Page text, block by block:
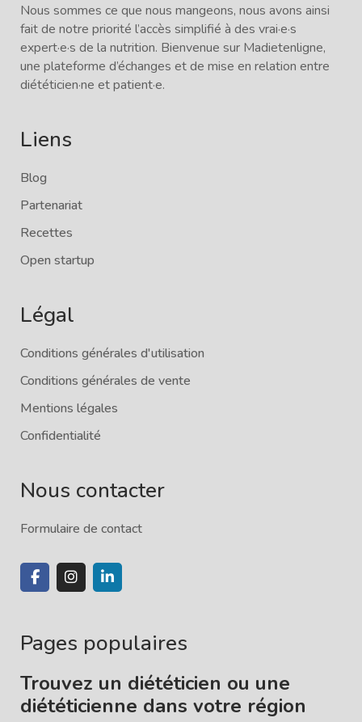
Nous sommes ce que nous mangeons, nous avons ainsi
fait de notre priorité l’accès simplifié à des vrai·e·s
expert·e·s de la nutrition. Bienvenue sur Madietenligne,
une plateforme d’échanges et de mise en relation entre
diététicien·ne et patient·e.
Liens
Blog
Partenariat
Recettes
Open startup
Légal
Conditions générales d'utilisation
Conditions générales de vente
Mentions légales
Confidentialité
Nous contacter
Formulaire de contact
Pages populaires
Trouvez un diététicien ou une
diététicienne dans votre région